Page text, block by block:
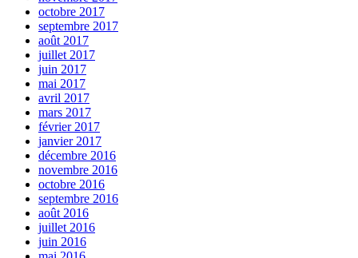
octobre 2017
septembre 2017
août 2017
juillet 2017
juin 2017
mai 2017
avril 2017
mars 2017
février 2017
janvier 2017
décembre 2016
novembre 2016
octobre 2016
septembre 2016
août 2016
juillet 2016
juin 2016